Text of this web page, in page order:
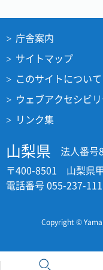
庁舎案内
サイトマップ
このサイトについて
ウェブアクセシビ
リンク集
山梨県
法人番号
〒400-8501 山梨県
電話番号 055-237-
Copyright ©